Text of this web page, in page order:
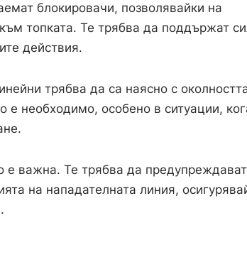
блокировачи, позволявайки на
топката. Те трябва да поддържат
действия.
трябва да са наясно с
е необходимо, особено в ситуации,
е важна. Те трябва да предупреждават
на нападателната линия,